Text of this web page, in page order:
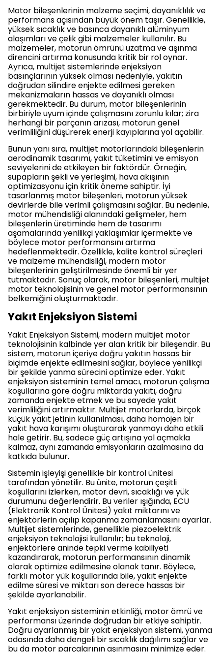
Motor bileşenlerinin malzeme seçimi, dayanıklılık ve
performans açısından büyük önem taşır. Genellikle,
yüksek sıcaklık ve basınca dayanıklı alüminyum
alaşımları ve çelik gibi malzemeler kullanılır. Bu
malzemeler, motorun ömrünü uzatma ve aşınma
direncini artırma konusunda kritik bir rol oynar.
Ayrıca, multijet sistemlerinde enjeksiyon
basınçlarının yüksek olması nedeniyle, yakıtın
doğrudan silindire enjekte edilmesi gereken
mekanizmaların hassas ve dayanıklı olması
gerekmektedir. Bu durum, motor bileşenlerinin
birbiriyle uyum içinde çalışmasını zorunlu kılar; zira
herhangi bir parçanın arızası, motorun genel
verimliliğini düşürerek enerji kayıplarına yol açabilir.
Bunun yanı sıra, multijet motorlarındaki bileşenlerin
aerodinamik tasarımı, yakıt tüketimini ve emisyon
seviyelerini de etkileyen bir faktördür. Örneğin,
supapların şekli ve yerleşimi, hava akışının
optimizasyonu için kritik öneme sahiptir. İyi
tasarlanmış motor bileşenleri, motorun yüksek
devirlerde bile verimli çalışmasını sağlar. Bu nedenle,
motor mühendisliği alanındaki gelişmeler, hem
bileşenlerin üretiminde hem de tasarımı
aşamalarında yenilikçi yaklaşımlar içermekte ve
böylece motor performansını artırma
hedeflenmektedir. Özellikle, kalite kontrol süreçleri
ve malzeme mühendisliği, modern motor
bileşenlerinin geliştirilmesinde önemli bir yer
tutmaktadır. Sonuç olarak, motor bileşenleri, multijet
motor teknolojisinin ve genel motor performansının
belkemiğini oluşturmaktadır.
Yakıt Enjeksiyon Sistemi
Yakıt Enjeksiyon Sistemi, modern multijet motor
teknolojisinin kalbinde yer alan kritik bir bileşendir. Bu
sistem, motorun içeriye doğru yakıtın hassas bir
biçimde enjekte edilmesini sağlar, böylece yenilikçi
bir şekilde yanma sürecini optimize eder. Yakıt
enjeksiyon sisteminin temel amacı, motorun çalışma
koşullarına göre doğru miktarda yakıtı, doğru
zamanda enjekte etmek ve bu sayede yakıt
verimliliğini artırmaktır. Multijet motorlarda, birçok
küçük yakıt jetinin kullanılması, daha homojen bir
yakıt hava karışımı oluşturarak yanmayı daha etkili
hale getirir. Bu, sadece güç artışına yol açmakla
kalmaz, aynı zamanda emisyonların azalmasına da
katkıda bulunur.
Sistemin işleyişi genellikle bir kontrol ünitesi
tarafından yönetilir. Bu ünite, motorun çeşitli
koşullarını izlerken, motor devri, sıcaklığı ve yük
durumunu değerlendirir. Bu veriler ışığında, ECU
(Elektronik Kontrol Ünitesi) yakıt miktarını ve
enjektörlerin açılıp kapanma zamanlamasını ayarlar.
Multijet sistemlerinde, genellikle piezoelektrik
enjeksiyon teknolojisi kullanılır; bu teknoloji,
enjektörlere aninde tepki verme kabiliyeti
kazandırarak, motorun performansının dinamik
olarak optimize edilmesine olanak tanır. Böylece,
farklı motor yük koşullarında bile, yakıt enjekte
edilme süresi ve miktarı son derece hassas bir
şekilde ayarlanabilir.
Yakıt enjeksiyon sisteminin etkinliği, motor ömrü ve
performansı üzerinde doğrudan bir etkiye sahiptir.
Doğru ayarlanmış bir yakıt enjeksiyon sistemi, yanma
odasında daha dengeli bir sıcaklık dağılımı sağlar ve
bu da motor parçalarının aşınmasını minimize eder.